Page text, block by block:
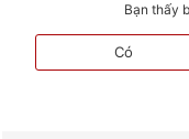
Bạn thấy
Có